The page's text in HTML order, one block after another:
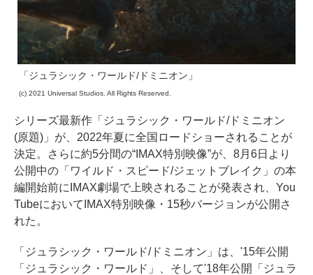
「ジュラシック・ワールド/ドミニオン」
(c) 2021 Universal Studios. All Rights Reserved.
シリーズ最新作「ジュラシック・ワールド/ドミニオン
(原題)」が、2022年夏に全国ロードショーされることが
決定。さらに約5分間の“IMAX特別映像”が、8月6日より
公開中の「ワイルド・スピード/ジェットブレイク」の本
編開始前にIMAX劇場で上映されることが発表され、You
TubeにおいてIMAX特別映像・15秒バージョンが公開さ
れた。
「ジュラシック・ワールド/ドミニオン」は、'15年公開
「ジュラシック・ワールド」、そして'18年公開「ジュラ